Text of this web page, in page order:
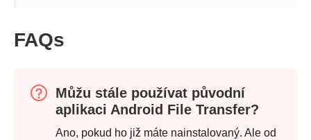
FAQs
Můžu stále používat původní
aplikaci Android File Transfer?
Ano, pokud ho již máte nainstalovaný. Ale od